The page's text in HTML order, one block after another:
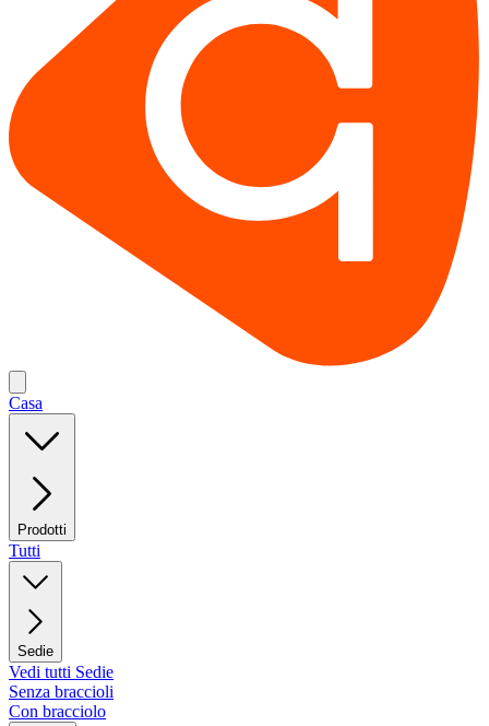
Casa
Prodotti
Tutti
Sedie
Vedi tutti Sedie
Senza braccioli
Con bracciolo